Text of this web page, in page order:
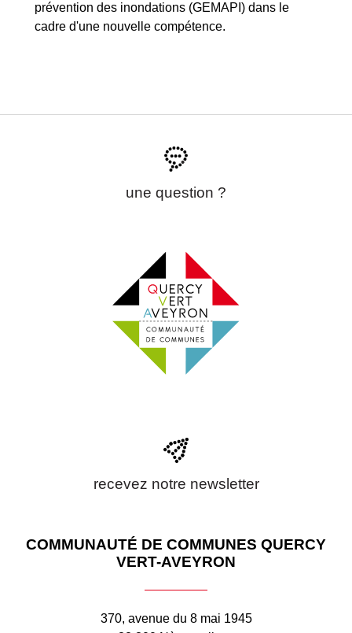
prévention des inondations (GEMAPI) dans le
cadre d'une nouvelle compétence.
une question ?
recevez notre newsletter
COMMUNAUTÉ DE COMMUNES QUERCY
VERT-AVEYRON
370, avenue du 8 mai 1945